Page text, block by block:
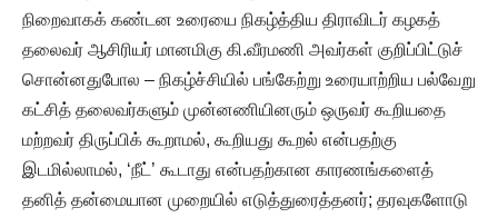
நிறைவாகக் கண்டன உரையை நிகழ்த்திய திராவிடர் கழகத்
தலைவர் ஆசிரியர் மானமிகு கி.வீரமணி அவர்கள் குறிப்பிட்டுச்
சொன்னதுபோல – நிகழ்ச்சியில் பங்கேற்று உரையாற்றிய பல்வேறு
கட்சித் தலைவர்களும் முன்னணியினரும் ஒருவர் கூறியதை
மற்றவர் திருப்பிக் கூறாமல், கூறியது கூறல் என்பதற்கு
இடமில்லாமல், ‘நீட்’ கூடாது என்பதற்கான காரணங்களைத்
தனித் தன்மையான முறையில் எடுத்துரைத்தனர்; தரவுகளோடு